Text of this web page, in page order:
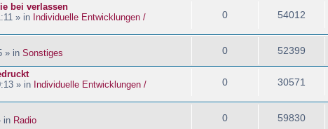
bei verlassen
» in Individuelle Entwicklungen /
0 54012
» in Sonstiges 0 52399
» in Individuelle Entwicklungen /
0 30571
in Radio 0 59830